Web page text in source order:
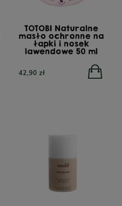
TOTOBI Naturalne
masło ochronne na
łapki i nosek
lawendowe 50 ml
42,90 zł